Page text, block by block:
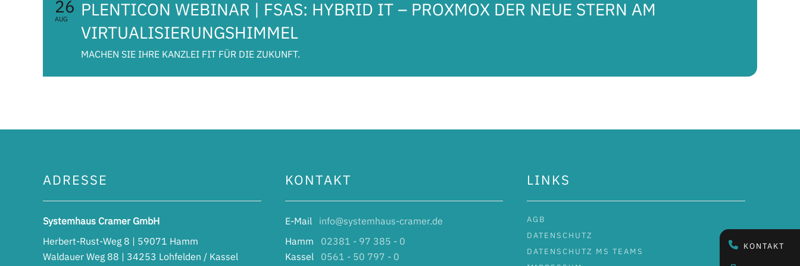
KONTAKT
26
AUG
PLENTICON WEBINAR | FSAS: HYBRID IT – PROXMOX DER NEUE STERN AM
VIRTUALISIERUNGSHIMMEL
MACHEN SIE IHRE KANZLEI FIT FÜR DIE ZUKUNFT.
ADRESSE
Systemhaus Cramer GmbH
Herbert-Rust-Weg 8 | 59071 Hamm
Waldauer Weg 88 | 34253 Lohfelden / Kassel
KONTAKT
E-Mail info@systemhaus-cramer.de
Hamm 02381 - 97 385 - 0
Kassel 0561 - 50 797 - 0
LINKS
AGB
DATENSCHUTZ
DATENSCHUTZ MS TEAMS